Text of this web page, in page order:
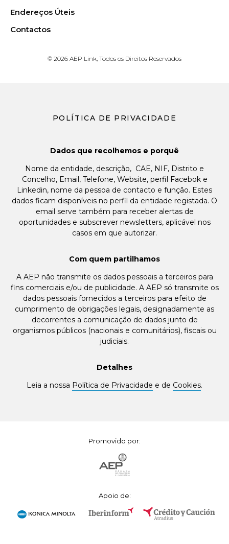
Endereços Úteis
Contactos
© 2026 AEP Link, Todos os Direitos Reservados
POLÍTICA DE PRIVACIDADE
Dados que recolhemos e porquê
Nome da entidade, descrição, CAE, NIF, Distrito e
Concelho, Email, Telefone, Website, perfil Facebok e
Linkedin, nome da pessoa de contacto e função. Estes
dados ficam disponíveis no perfil da entidade registada. O
email serve também para receber alertas de
oportunidades e subscrever newsletters, aplicável nos
casos em que autorizar.
Com quem partilhamos
A AEP não transmite os dados pessoais a terceiros para
fins comerciais e/ou de publicidade. A AEP só transmite os
dados pessoais fornecidos a terceiros para efeito de
cumprimento de obrigações legais, designadamente as
decorrentes a comunicação de dados junto de
organismos públicos (nacionais e comunitários), fiscais ou
judiciais.
Detalhes
Leia a nossa Política de Privacidade e de Cookies.
Promovido por:
Apoio de: